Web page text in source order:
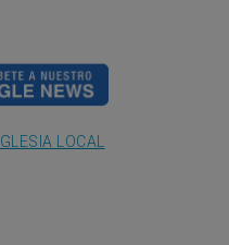
IGLESIA LOCAL